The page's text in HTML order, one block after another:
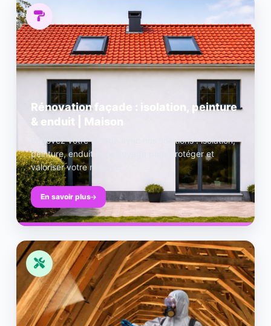
Rénovation façade : isolation, peinture
& enduit | Maison
Rénovez votre façade avec nos solutions : isolation,
peinture, enduit et nettoyage pour protéger et
valoriser votre maison.
En savoir plus